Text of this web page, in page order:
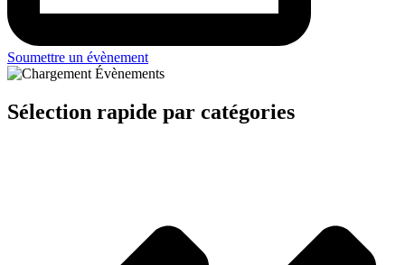
Soumettre un évènement
Sélection rapide par catégories